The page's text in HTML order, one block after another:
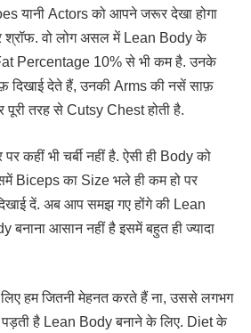
Actors को आपने जरूर देखा होगा
वो लोग असल में Lean Body के
Percentage 10% से भी कम है. उनके
दिखाई देते हैं, उनकी Arms की नसें साफ़
तरह से Cutsy Chest होती है.
कहीं भी चर्बी नहीं है. ऐसी ही Body को
Biceps का Size भले ही कम हो पर
दें. अब आप समझ गए होंगे की Lean
बनाना आसान नहीं है इसमें बहुत ही ज्यादा
हम जितनी मेहनत करते हैं ना, उससे लगभग
पड़ती है Lean Body बनाने के लिए. Diet के